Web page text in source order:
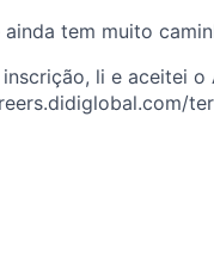
tem muito
li e aceitei